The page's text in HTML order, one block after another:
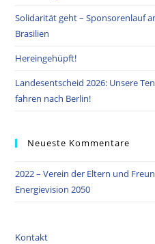
Solidarität geht – Sponsorenlauf
Brasilien
Hereingehüpft!
Landesentscheid 2026: Unsere
fahren nach Berlin!
Neueste Kommentare
2022 – Verein der Eltern und
Energievision 2050
Kontakt